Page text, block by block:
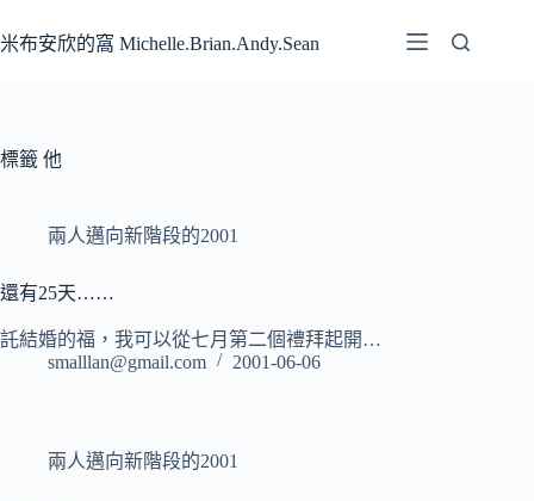
至
容
米布安欣的窩 Michelle.Brian.Andy.Sean
標籤 他
兩人邁向新階段的2001
還有25天……
託結婚的福，我可以從七月第二個禮拜起開…
smalllan@gmail.com
2001-06-06
兩人邁向新階段的2001